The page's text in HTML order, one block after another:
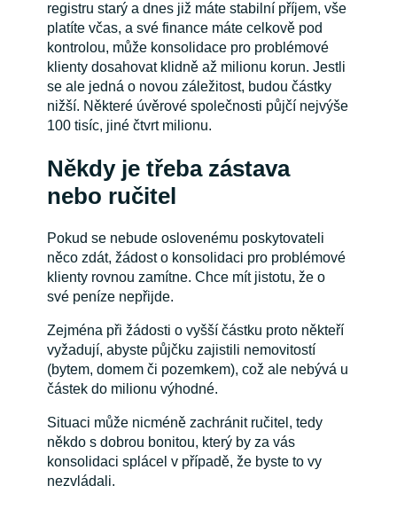
registru starý a dnes již máte stabilní příjem, vše
platíte včas, a své finance máte celkově pod
kontrolou, může konsolidace pro problémové
klienty dosahovat klidně až milionu korun. Jestli
se ale jedná o novou záležitost, budou částky
nižší. Některé úvěrové společnosti půjčí nejvýše
100 tisíc, jiné čtvrt milionu.
Někdy je třeba zástava
nebo ručitel
Pokud se nebude oslovenému poskytovateli
něco zdát, žádost o konsolidaci pro problémové
klienty rovnou zamítne. Chce mít jistotu, že o
své peníze nepřijde.
Zejména při žádosti o vyšší částku proto někteří
vyžadují, abyste půjčku zajistili nemovitostí
(bytem, domem či pozemkem), což ale nebývá u
částek do milionu výhodné.
Situaci může nicméně zachránit ručitel, tedy
někdo s dobrou bonitou, který by za vás
konsolidaci splácel v případě, že byste to vy
nezvládali.